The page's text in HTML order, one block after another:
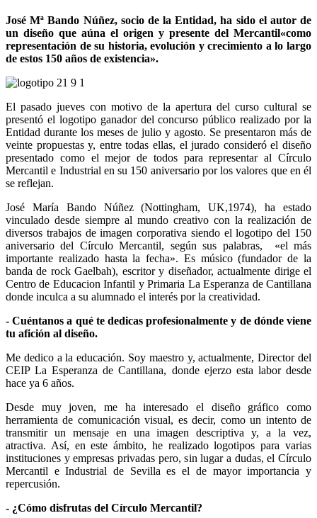
José Mª Bando Núñez, socio de la Entidad, ha sido el autor de
un diseño que aúna el origen y presente del Mercantil«como
representación de su historia, evolución y crecimiento a lo largo
de estos 150 años de existencia».
El pasado jueves con motivo de la apertura del curso cultural se
presentó el logotipo ganador del concurso público realizado por la
Entidad durante los meses de julio y agosto. Se presentaron más de
veinte propuestas y, entre todas ellas, el jurado consideró el diseño
presentado como el mejor de todos para representar al Círculo
Mercantil e Industrial en su 150 aniversario por los valores que en él
se reflejan.
José María Bando Núñez (Nottingham, UK,1974), ha estado
vinculado desde siempre al mundo creativo con la realización de
diversos trabajos de imagen corporativa siendo el logotipo del 150
aniversario del Círculo Mercantil, según sus palabras, «el más
importante realizado hasta la fecha». Es músico (fundador de la
banda de rock Gaelbah), escritor y diseñador, actualmente dirige el
Centro de Educacion Infantil y Primaria La Esperanza de Cantillana
donde inculca a su alumnado el interés por la creatividad.
- Cuéntanos a qué te dedicas profesionalmente y de dónde viene
tu afición al diseño.
Me dedico a la educación. Soy maestro y, actualmente, Director del
CEIP La Esperanza de Cantillana, donde ejerzo esta labor desde
hace ya 6 años.
Desde muy joven, me ha interesado el diseño gráfico como
herramienta de comunicación visual, es decir, como un intento de
transmitir un mensaje en una imagen descriptiva y, a la vez,
atractiva. Así, en este ámbito, he realizado logotipos para varias
instituciones y empresas privadas pero, sin lugar a dudas, el Círculo
Mercantil e Industrial de Sevilla es el de mayor importancia y
repercusión.
- ¿Cómo disfrutas del Círculo Mercantil?